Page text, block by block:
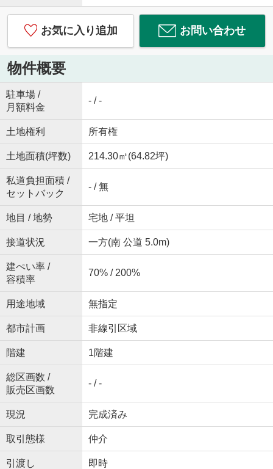
お気に入り追加 お問い合わせ
物件概要
駐車場 /
月額料金
- / -
土地権利 所有権
土地面積(坪数) 214.30㎡(64.82坪)
私道負担面積 /
セットバック
- / 無
地目 / 地勢 宅地 / 平坦
接道状況 一方(南 公道 5.0m)
建ぺい率 /
容積率
70% / 200%
用途地域 無指定
都市計画 非線引区域
階建 1階建
総区画数 /
販売区画数
- / -
現況 完成済み
取引態様 仲介
引渡し 即時